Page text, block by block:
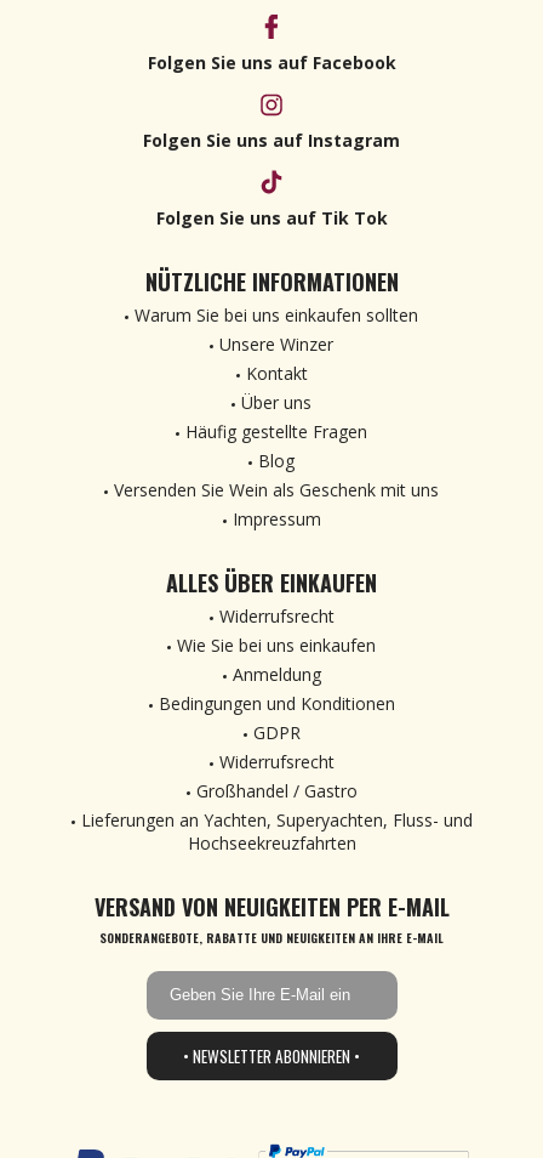
Folgen Sie uns auf Facebook
Folgen Sie uns auf Instagram
Folgen Sie uns auf Tik Tok
NÜTZLICHE INFORMATIONEN
Warum Sie bei uns einkaufen sollten
Unsere Winzer
Kontakt
Über uns
Häufig gestellte Fragen
Blog
Versenden Sie Wein als Geschenk mit uns
Impressum
ALLES ÜBER EINKAUFEN
Widerrufsrecht
Wie Sie bei uns einkaufen
Anmeldung
Bedingungen und Konditionen
GDPR
Widerrufsrecht
Großhandel / Gastro
Lieferungen an Yachten, Superyachten, Fluss- und
Hochseekreuzfahrten
VERSAND VON NEUIGKEITEN PER E-MAIL
SONDERANGEBOTE, RABATTE UND NEUIGKEITEN AN IHRE E-MAIL
• NEWSLETTER ABONNIEREN •